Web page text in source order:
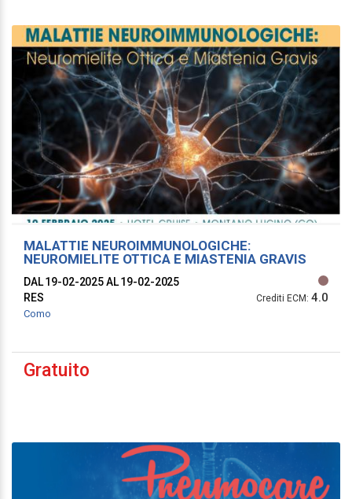
MALATTIE NEUROIMMUNOLOGICHE:
NEUROMIELITE OTTICA E MIASTENIA GRAVIS
DAL 19-02-2025AL 19-02-2025
RES
Crediti ECM: 4.0
Como
Gratuito